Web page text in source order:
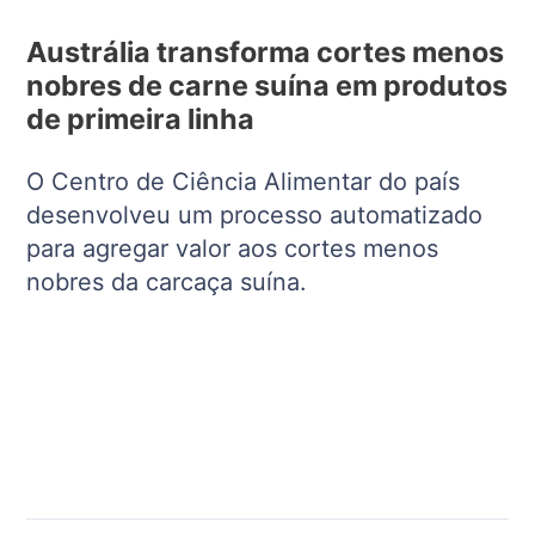
Austrália transforma cortes menos
nobres de carne suína em produtos
de primeira linha
O Centro de Ciência Alimentar do país
desenvolveu um processo automatizado
para agregar valor aos cortes menos
nobres da carcaça suína.